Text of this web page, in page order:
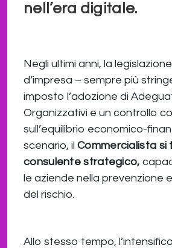
nell’era digitale.
Negli ultimi anni, la
d’impresa – sempre più
imposto l’adozione di
Organizzativi e un controllo
sull’equilibrio economico-
scenario, il Commercialista si
consulente strategico,
le aziende nella prevenzione
del rischio.
Allo stesso tempo,